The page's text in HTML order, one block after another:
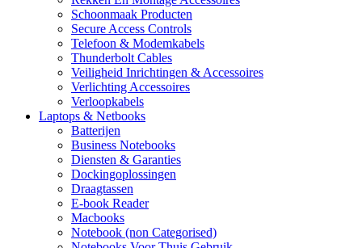
Schoonmaak Producten
Secure Access Controls
Telefoon & Modemkabels
Thunderbolt Cables
Veiligheid Inrichtingen & Accessoires
Verlichting Accessoires
Verloopkabels
Laptops & Netbooks
Batterijen
Business Notebooks
Diensten & Garanties
Dockingoplossingen
Draagtassen
E-book Reader
Macbooks
Notebook (non Categorised)